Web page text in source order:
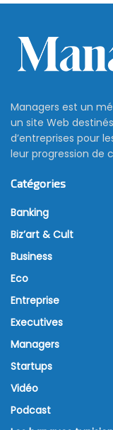
Managers est un
un site Web
d’entreprises pour
leur progression de
Catégories
Banking
Biz’art & Cult
Business
Eco
Entreprise
Executives
Managers
Startups
Vidéo
Podcast